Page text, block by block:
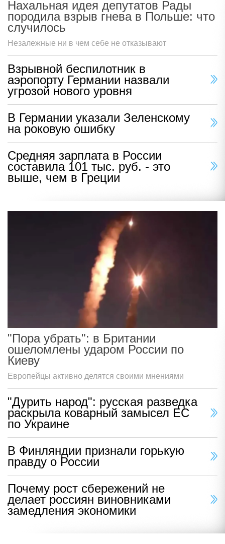
Нахальная идея депутатов Рады
породила взрыв гнева в Польше: что
случилось
Незалежные ни в чем себе не отказывают
Взрывной беспилотник в
аэропорту Германии назвали
угрозой нового уровня
В Германии указали Зеленскому
на роковую ошибку
Средняя зарплата в России
составила 101 тыс. руб. - это
выше, чем в Греции
"Пора убрать": в Британии
ошеломлены ударом России по
Киеву
Европейцы активно делятся своими мнениями
"Дурить народ": русская разведка
раскрыла коварный замысел ЕС
по Украине
В Финляндии признали горькую
правду о России
Почему рост сбережений не
делает россиян виновниками
замедления экономики